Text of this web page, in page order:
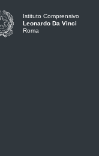
Istituto Comprensivo
Leonardo Da Vinci
Roma